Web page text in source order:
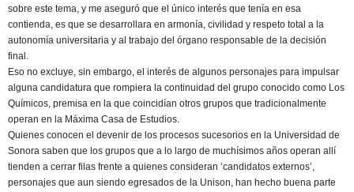
sobre este tema, y me aseguró que el único interés que tenía en esa
contienda, es que se desarrollara en armonía, civilidad y respeto total a la
autonomía universitaria y al trabajo del órgano responsable de la decisión
final.
Eso no excluye, sin embargo, el interés de algunos personajes para impulsar
alguna candidatura que rompiera la continuidad del grupo conocido como Los
Químicos, premisa en la que coincidían otros grupos que tradicionalmente
operan en la Máxima Casa de Estudios.
Quienes conocen el devenir de los procesos sucesorios en la Universidad de
Sonora saben que los grupos que a lo largo de muchísimos años operan allí
tienden a cerrar filas frente a quienes consideran ‘candidatos externos’,
personajes que aun siendo egresados de la Unison, han hecho buena parte